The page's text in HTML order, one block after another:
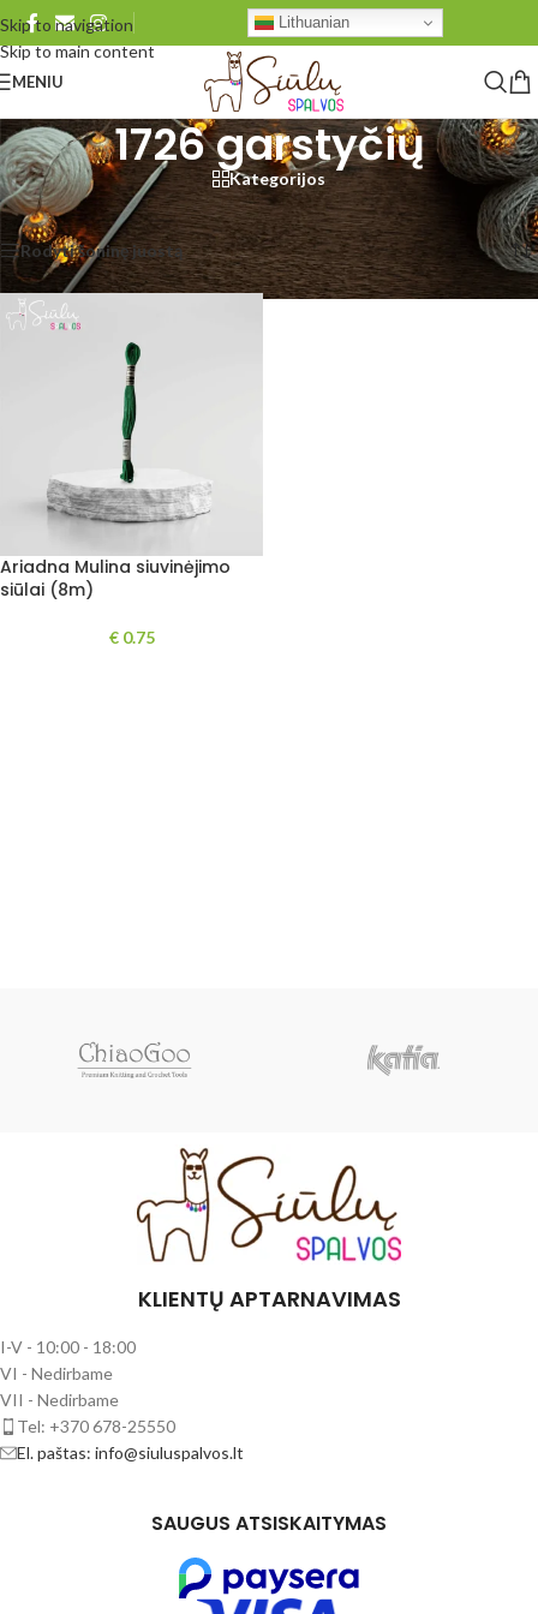
Skip to navigation
Skip to main content
Lithuanian
MENIU
1726 garstyčių
Kategorijos
Pradžia/Produkto Ariadna Mulina/1726 garstyčių Rezultatų: 1
Rodyti šoninę juostą Rodyti 48 96 Visi
Ariadna Mulina siuvinėjimo
siūlai (8m)
€0.75
KLIENTŲ APTARNAVIMAS
I-V - 10:00 - 18:00
VI - Nedirbame
VII - Nedirbame
Tel: +370 678-25550
El. paštas: info@siuluspalvos.lt
SAUGUS ATSISKAITYMAS